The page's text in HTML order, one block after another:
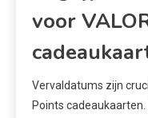
voor
Vervaldatums zijn
Points